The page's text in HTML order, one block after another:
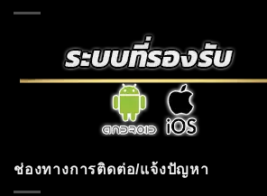
ช่องทางการติดต่อ/แจ้งปัญหา